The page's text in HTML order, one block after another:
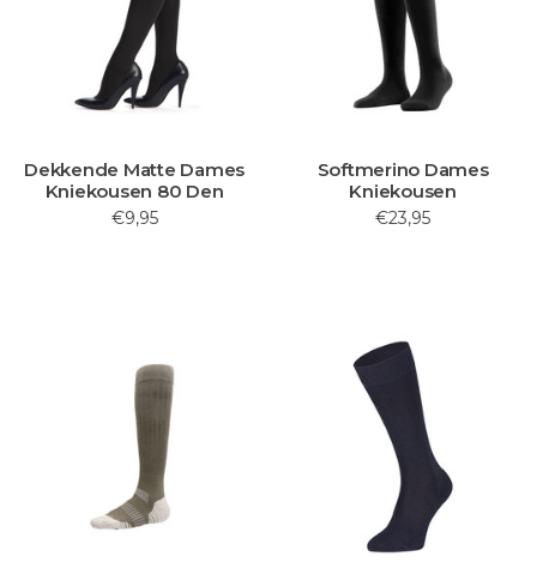
Dekkende Matte Dames
Kniekousen 80 Den
€9,95
Softmerino Dames
Kniekousen
€23,95